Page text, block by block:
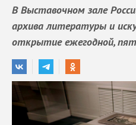
В Выставочном зале
архива литературы и
открытие ежегодной,